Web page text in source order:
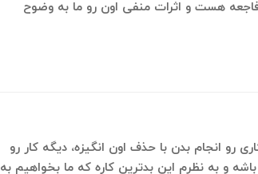
هست و اثرات منفی اون رو ما به وضوح
رو انجام بدن با حذف اون انگیزه، دیگه کار رو
و به نظرم این بدترین کاره که ما بخواهیم به